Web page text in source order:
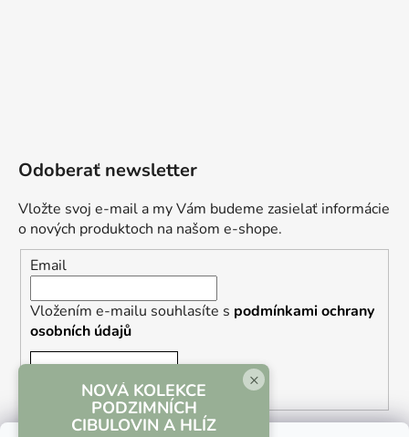
Odoberať newsletter
Vložte svoj e-mail a my Vám budeme zasielať informácie
o nových produktoch na našom e-shope.
Email
Vložením e-mailu souhlasíte s podmínkami ochrany
osobních údajů
×
NOVÁ KOLEKCE
PODZIMNÍCH
CIBULOVIN A HLÍZ